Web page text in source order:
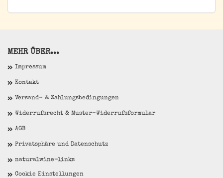
MEHR ÜBER...
Impressum
Kontakt
Versand- & Zahlungsbedingungen
Widerrufsrecht & Muster-Widerrufsformular
AGB
Privatsphäre und Datenschutz
naturalwine-links
Cookie Einstellungen